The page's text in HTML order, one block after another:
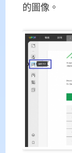
的圖像。